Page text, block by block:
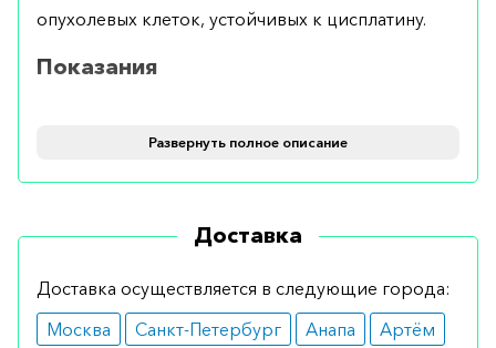
опухолевых клеток, устойчивых к цисплатину.
Показания
кишки, колоректального рака, а также опухолей
яичника.
Противопоказания
время при индивидуальной непереносимости
компонентов использоваться не может.
Развернуть полное описание
Доставка
Доставка осуществляется в следующие города:
Москва
Санкт-Петербург Анапа
Артём